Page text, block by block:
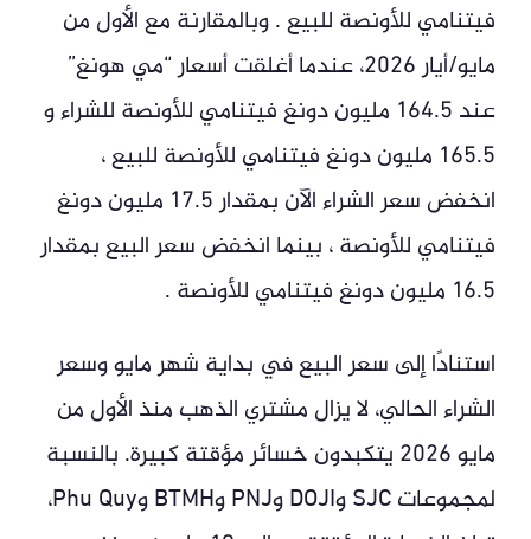
فيتنامي للأونصة للبيع . وبالمقارنة مع الأول من
مايو/أيار 2026، عندما أغلقت أسعار “مي هونغ”
عند 164.5 مليون دونغ فيتنامي للأونصة للشراء و
165.5 مليون دونغ فيتنامي للأونصة للبيع ،
انخفض سعر الشراء الآن بمقدار 17.5 مليون دونغ
فيتنامي للأونصة ، بينما انخفض سعر البيع بمقدار
16.5 مليون دونغ فيتنامي للأونصة .
استنادًا إلى سعر البيع في بداية شهر مايو وسعر
الشراء الحالي، لا يزال مشتري الذهب منذ الأول من
مايو 2026 يتكبدون خسائر مؤقتة كبيرة. بالنسبة
لمجموعات SJC وDOJI وPNJ وBTMH وPhu Quy،